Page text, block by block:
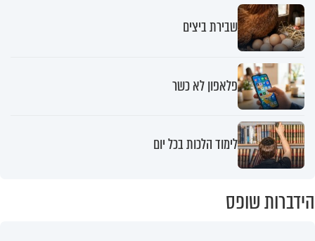
שבירת ביצים
פלאפון לא כשר
לימוד הלכות בכל יום
הידברות שופס